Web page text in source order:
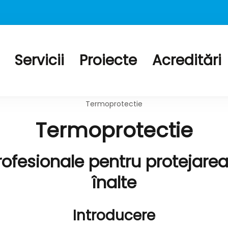
la foc tubulaturi de ventilatie, Geamuri
antifoc, Mortar si Torcret rezistent la foc
Servicii Proiecte Acreditări
Termoprotectie
Termoprotectie
pentru
înalte
Introducere